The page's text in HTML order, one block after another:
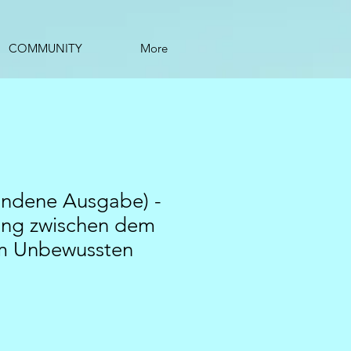
COMMUNITY More
Ausgabe) -
zwischen dem
Unbewussten